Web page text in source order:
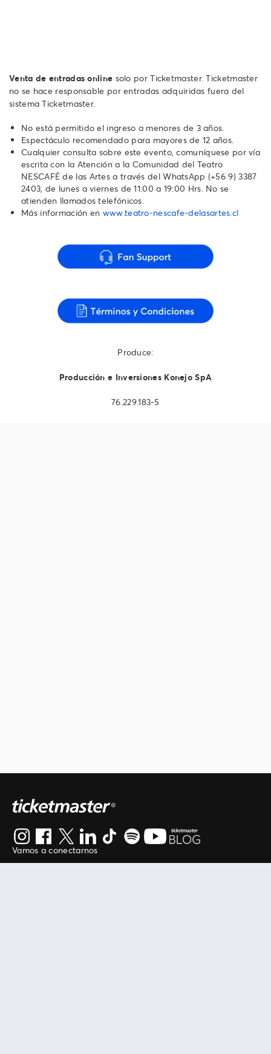
Venta de entradas online solo por Ticketmaster. Ticketmaster
no se hace responsable por entradas adquiridas fuera del
sistema Ticketmaster.
No está permitido el ingreso a menores de 3 años.
Espectáculo recomendado para mayores de 12 años.
Cualquier consulta sobre este evento, comuníquese por vía
escrita con la Atención a la Comunidad del Teatro
NESCAFÉ de las Artes a través del WhatsApp (+56 9) 3387
2403, de lunes a viernes de 11:00 a 19:00 Hrs. No se
atienden llamados telefónicos.
Más información en www.teatro-nescafe-delasartes.cl
Produce:
Producción e Inversiones Konejo SpA
76.229.183-5
Vamos a conectarnos